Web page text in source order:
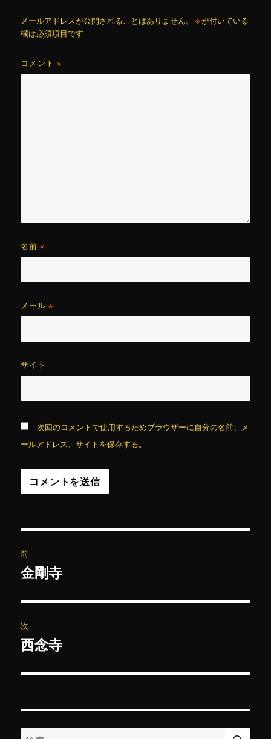
メールアドレスが公開されることはありません。 ※が付いている
欄は必須項目です
コメント※
名前※
メール※
サイト
次回のコメントで使用するためブラウザーに自分の名前、メ
ールアドレス、サイトを保存する。
稿
ビ
ゲ
ー
前
前
投
稿:
金剛寺
次
次
投
西念寺
検
検